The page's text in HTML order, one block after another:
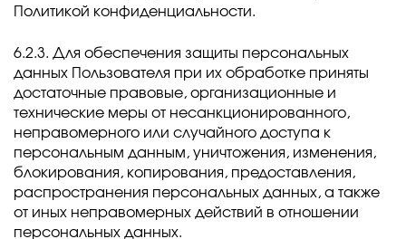
Политикой конфиденциальности.
6.2.3. Для обеспечения защиты персональных
данных Пользователя при их обработке приняты
достаточные правовые, организационные и
технические меры от несанкционированного,
неправомерного или случайного доступа к
персональным данным, уничтожения, изменения,
блокирования, копирования, предоставления,
распространения персональных данных, а также
от иных неправомерных действий в отношении
персональных данных.